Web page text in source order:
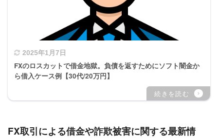
2025年1月7日
FXのロスカットで借金地獄。負債を返すためにソフト闇金か
ら借入ケース例【30代/20万円】
FX取引による借金や詐欺被害に関する最新情